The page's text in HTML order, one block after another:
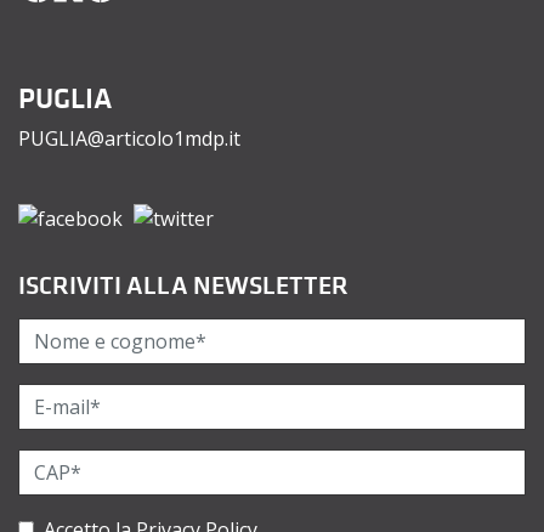
PUGLIA
PUGLIA@articolo1mdp.it
ISCRIVITI ALLA NEWSLETTER